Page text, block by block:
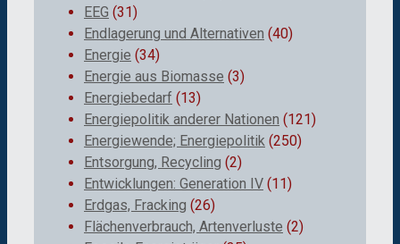
EEG (31)
Endlagerung und Alternativen (40)
Energie (34)
Energie aus Biomasse (3)
Energiebedarf (13)
Energiepolitik anderer Nationen (121)
Energiewende; Energiepolitik (250)
Entsorgung, Recycling (2)
Entwicklungen: Generation IV (11)
Erdgas, Fracking (26)
Flächenverbrauch, Artenverluste (2)